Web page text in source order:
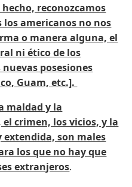
reconozcamos
los americanos no nos
o manera alguna, el
ni ético de los
posesiones
Guam, etc.].
maldad y la
crimen, los vicios, y la
son males
los que no hay que
extranjeros.